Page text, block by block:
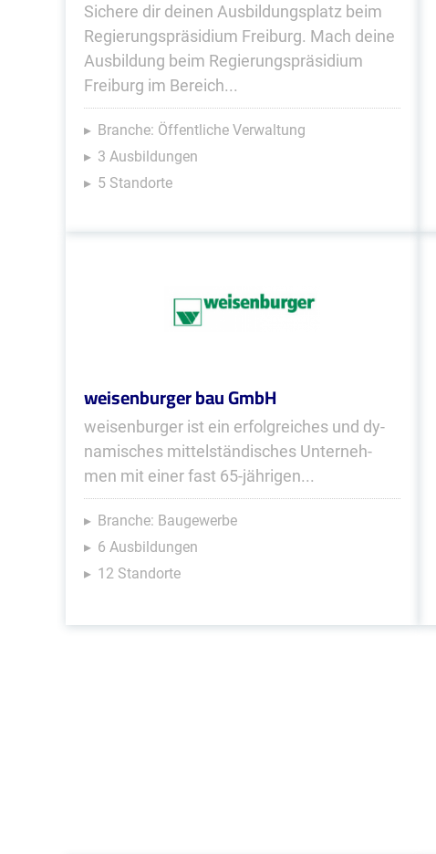
Sichere dir deinen Ausbildungsplatz beim
Regierungspräsidium Freiburg. Mach deine
Ausbildung beim Regierungspräsidium
Freiburg im Bereich...
Branche: Öffentliche Verwaltung
3 Ausbildungen
5 Standorte
weisenburger bau GmbH
weisenburger ist ein er­folg­rei­ches und dy­
na­mi­sches mit­tel­stän­di­sches Un­ter­neh­
men mit einer fast 65-jährigen...
Branche: Baugewerbe
6 Ausbildungen
12 Standorte